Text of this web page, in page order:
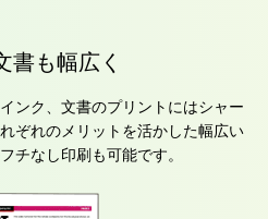
書も幅広く
ンク、文書のプリントにはシャー
ぞれのメリットを活かした幅広い
チなし印刷も可能です。